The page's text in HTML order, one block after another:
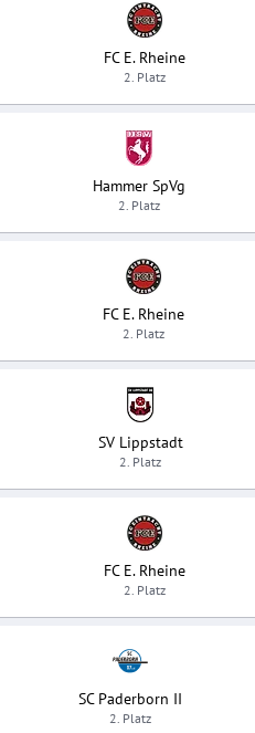
FC E. Rheine
2. Platz
Hammer SpVg
2. Platz
FC E. Rheine
2. Platz
SV Lippstadt
2. Platz
FC E. Rheine
2. Platz
SC Paderborn II
2. Platz